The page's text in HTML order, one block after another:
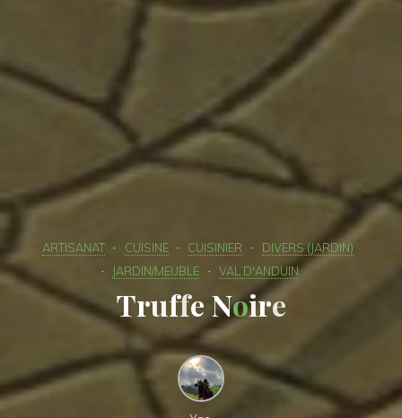
ARTISANAT CUISINE CUISINIER
DIVERS (JARDIN)
JARDIN/MEUBLE
VAL D'ANDUIN
Trufff
e Noire